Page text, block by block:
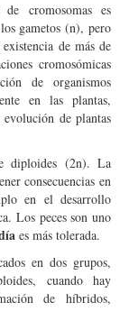
cromosomas es
gametos (n), pero
de más de
cromosómicas
de organismos
en las plantas,
de plantas
diploides (2n). La
consecuencias en
en el desarrollo
Los peces son uno
es más tolerada.
en dos grupos,
cuando hay
de híbridos,